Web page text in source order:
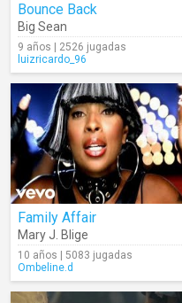
Bounce Back
Big Sean
9 años | 2526 jugadas
luizricardo_96
Family Affair
Mary J. Blige
10 años | 5083 jugadas
Ombeline.d